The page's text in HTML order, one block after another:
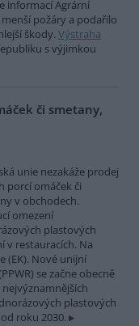
informací Agrární
požáry a podařilo
škody. Výstraha
s výjimkou
či smetany,
unie nezakáže prodej
porcí omáček či
v obchodech.
omezení
plastových
v restauracích. Na
(EK). Nové unijní
se začne obecně
plastových
roku 2030.